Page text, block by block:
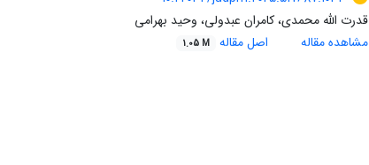
قدرت الله محمدی، کامران عبدولی، وحید بهرامی
مشاهده مقاله
اصل مقاله 1.05 M